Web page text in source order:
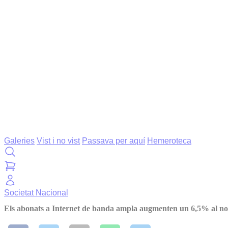
Galeries Vist i no vist Passava per aquí Hemeroteca
Societat Nacional
Els abonats a Internet de banda ampla augmenten un 6,5% al